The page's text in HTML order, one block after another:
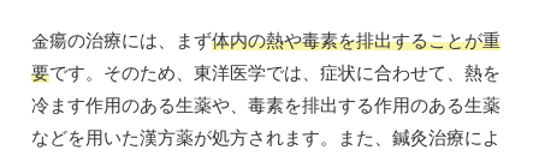
金瘍の治療には、まず体内の熱や毒素を排出することが重
要です。そのため、東洋医学では、症状に合わせて、熱を
冷ます作用のある生薬や、毒素を排出する作用のある生薬
などを用いた漢方薬が処方されます。また、鍼灸治療によ